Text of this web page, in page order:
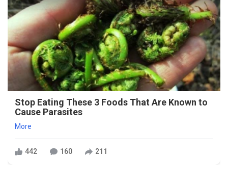
Stop Eating These 3 Foods That Are Known to
Cause Parasites
More
442 160 211